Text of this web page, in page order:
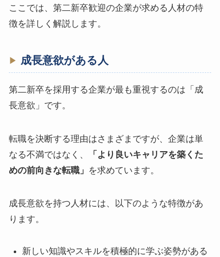
ここでは、第二新卒歓迎の企業が求める人材の特
徴を詳しく解説します。
成長意欲がある人
第二新卒を採用する企業が最も重視するのは「成
長意欲」です。
転職を決断する理由はさまざまですが、企業は単
なる不満ではなく、
「より良いキャリアを築くた
めの前向きな転職」 を求めています。
成長意欲を持つ人材には、以下のような特徴があ
ります。
新しい知識やスキルを積極的に学ぶ姿勢がある